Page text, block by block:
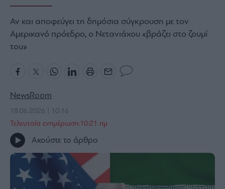
Κοινωνία
Law
Bloomberg
The
Wiseman
Room
301
My
Story
Media
Αν και αποφεύγει τη δημόσια σύγκρουση με τον
Αμερικανό πρόεδρο, ο Νετανιάχου «βράζει στο ζουμί
του»
NewsRoom
18.06.2026 | 10:16
Τελευταία ενημέρωση:10:21 πμ
Ακούστε το άρθρο